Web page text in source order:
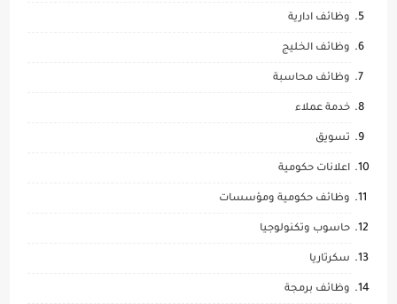
وظائف ادارية
وظائف الخليج
وظائف محاسبة
خدمة عملاء
تسويق
اعلانات حكومية
وظائف حكومية ومؤسسات
حاسوب وتكنولوجيا
سكرتاريا
وظائف برمجة